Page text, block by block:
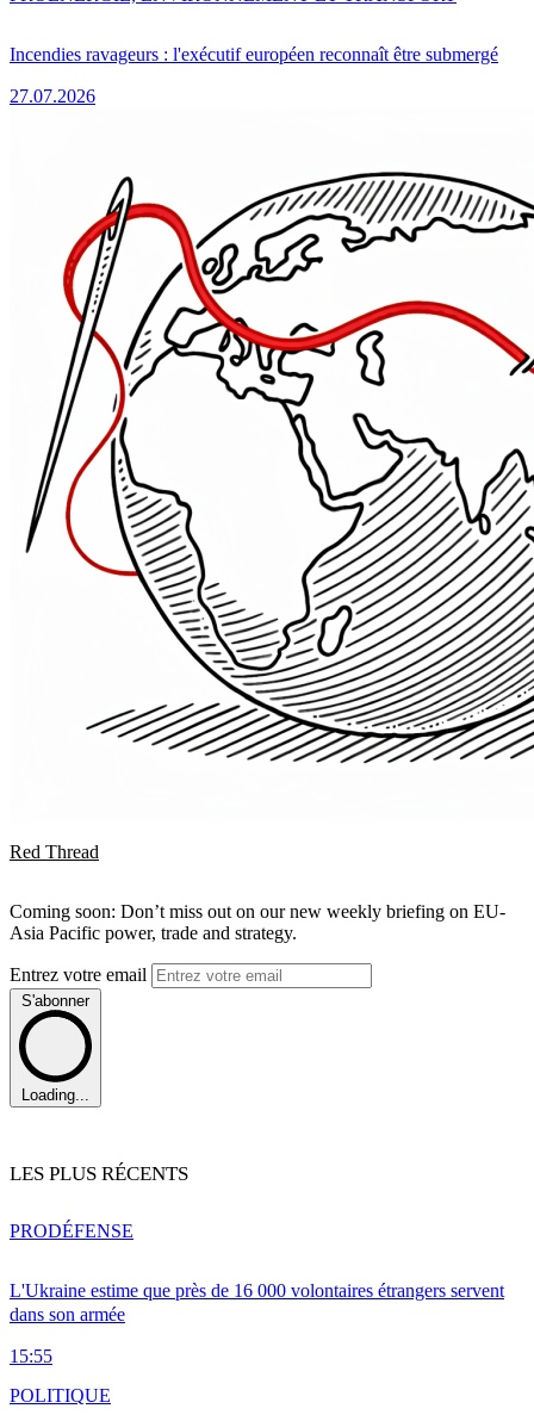
Incendies ravageurs : l'exécutif européen reconnaît être submergé
27.07.2026
Red Thread
Coming soon: Don’t miss out on our new weekly briefing on EU-
Asia Pacific power, trade and strategy.
Entrez votre email
S'abonner
Loading...
LES PLUS RÉCENTS
L'Ukraine estime que près de 16 000 volontaires étrangers servent
dans son armée
15:55
PRODÉFENSE
POLITIQUE